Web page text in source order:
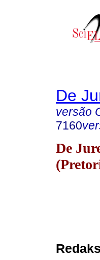
De
versão
7160
De